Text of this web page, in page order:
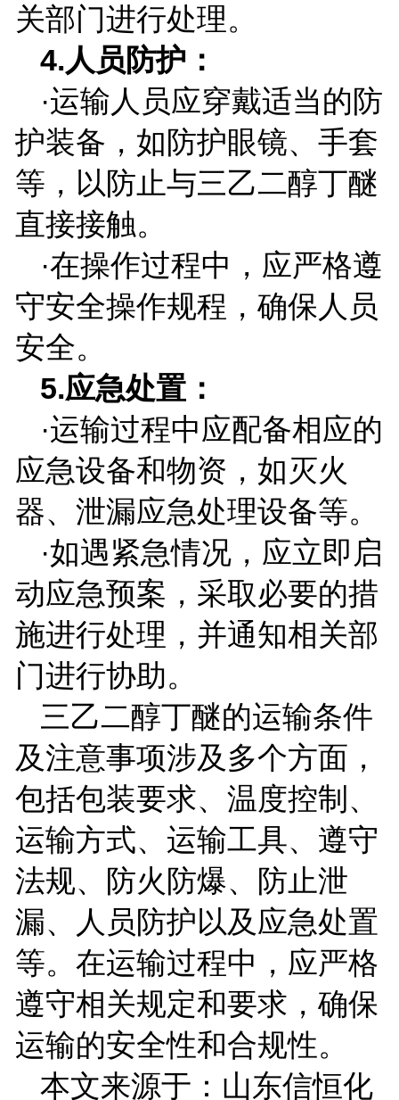
关部门进行处理。
4.人员防护：
·运输人员应穿戴适当的防
护装备，如防护眼镜、手套
等，以防止与三乙二醇丁醚
直接接触。
·在操作过程中，应严格遵
守安全操作规程，确保人员
安全。
5.应急处置：
·运输过程中应配备相应的
应急设备和物资，如灭火
器、泄漏应急处理设备等。
·如遇紧急情况，应立即启
动应急预案，采取必要的措
施进行处理，并通知相关部
门进行协助。
三乙二醇丁醚的运输条件
及注意事项涉及多个方面，
包括包装要求、温度控制、
运输方式、运输工具、遵守
法规、防火防爆、防止泄
漏、人员防护以及应急处置
等。在运输过程中，应严格
遵守相关规定和要求，确保
运输的安全性和合规性。
本文来源于：山东信恒化